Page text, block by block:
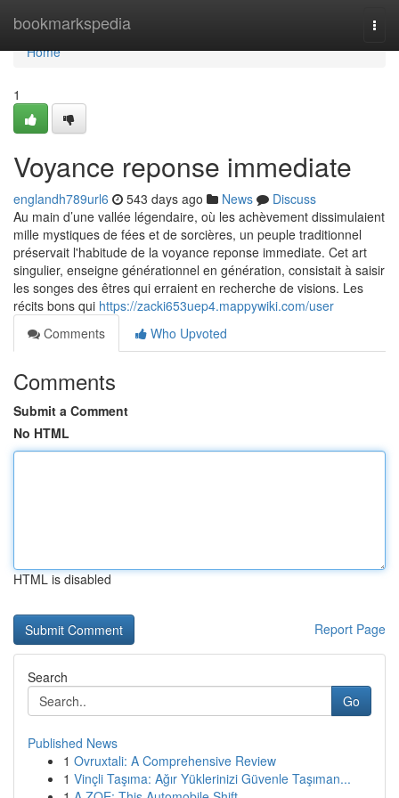
bookmarkspedia
Home
Home
1
Voyance reponse immediate
englandh789url6 543 days ago News
Discuss
Au main d’une vallée légendaire, où les achèvement dissimulaient
mille mystiques de fées et de sorcières, un peuple traditionnel
préservait l'habitude de la voyance reponse immediate. Cet art
singulier, enseigne générationnel en génération, consistait à saisir
les songes des êtres qui erraient en recherche de visions. Les
récits bons qui https://zacki653uep4.mappywiki.com/user
Comments
Who Upvoted
Comments
Submit a Comment
No HTML
HTML is disabled
Report Page
Search
Go
Published News
1 Ovruxtali: A Comprehensive Review
1 Vinçli Taşıma: Ağır Yüklerinizi Güvenle Taşıman...